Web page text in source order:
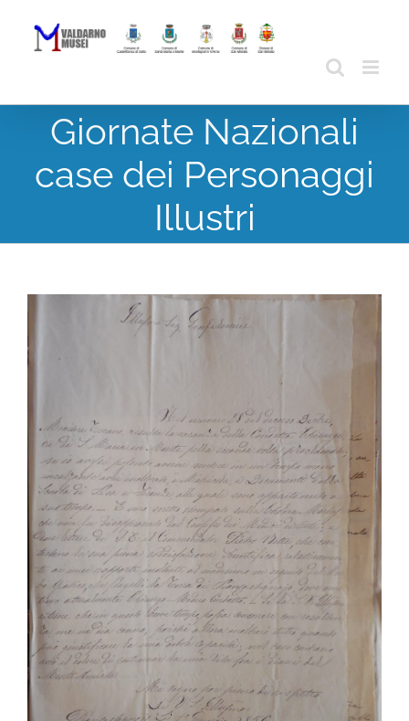
content
Giornate Nazionali
case dei Personaggi
Illustri